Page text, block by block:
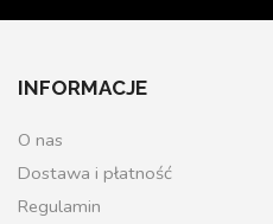
INFORMACJE
O nas
Dostawa i płatność
Regulamin